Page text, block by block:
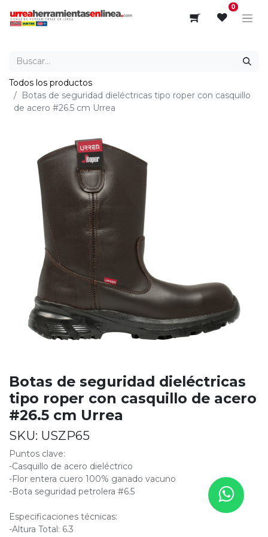
0
Todos los productos
Botas de seguridad dieléctricas tipo roper con casquillo
de acero #26.5 cm Urrea
Botas de seguridad dieléctricas
tipo roper con casquillo de acero
#26.5 cm Urrea
SKU: USZP65
Puntos clave:
-Casquillo de acero dieléctrico
-Flor entera cuero 100% ganado vacuno
-Bota seguridad petrolera #6.5
Especificaciones técnicas:
-Altura Total: 6.3